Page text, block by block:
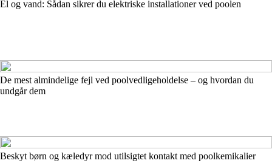
El og vand: Sådan sikrer du elektriske installationer ved poolen
De mest almindelige fejl ved poolvedligeholdelse – og hvordan du
undgår dem
Beskyt børn og kæledyr mod utilsigtet kontakt med poolkemikalier